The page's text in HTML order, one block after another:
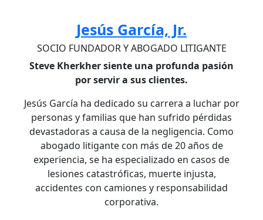
Jesús García, Jr.
SOCIO FUNDADOR Y ABOGADO LITIGANTE
Steve Kherkher siente una profunda pasión
por servir a sus clientes.
Jesús García ha dedicado su carrera a luchar por
personas y familias que han sufrido pérdidas
devastadoras a causa de la negligencia. Como
abogado litigante con más de 20 años de
experiencia, se ha especializado en casos de
lesiones catastróficas, muerte injusta,
accidentes con camiones y responsabilidad
corporativa.